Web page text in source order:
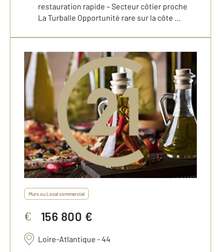
restauration rapide – Secteur côtier proche
La Turballe Opportunité rare sur la côte ...
Murs ou Local commercial
€ 156 800 €
Loire-Atlantique - 44